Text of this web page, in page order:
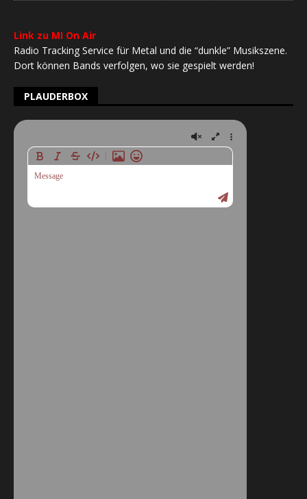
Link zu MI On Air
Radio Tracking Service für Metal und die “dunkle” Musikszene.
Dort können Bands verfolgen, wo sie gespielt werden!
PLAUDERBOX